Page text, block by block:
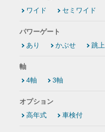
ワイド
セミワイド
パワーゲート
あり
かぶせ 跳上
軸
4軸
3軸
オプション
高年式
車検付